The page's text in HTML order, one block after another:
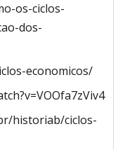
os-ciclos-
dos-
economicos/
historiab/ciclos-